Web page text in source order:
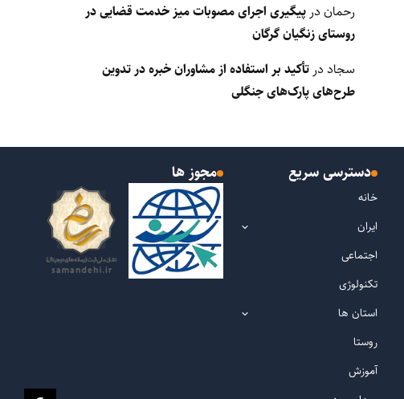
رحمان در پیگیری اجرای مصوبات میز خدمت قضایی در
روستای زنگیان گرگان
سجاددر تأکید بر استفاده از مشاوران خبره در تدوین
طرح‌های پارک‌های جنگلی
دسترسی سریع
خانه
ایران
اجتماعی
تکنولوژی
استان ها
روستا
آموزش
مجوز ها